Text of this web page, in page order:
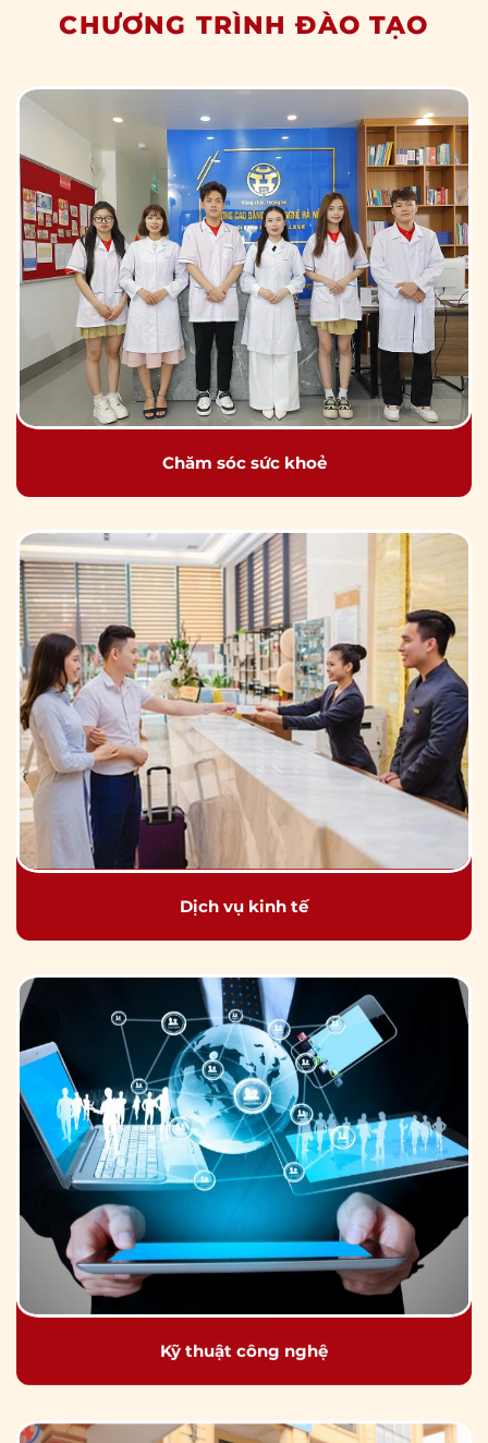
CHƯƠNG TRÌNH ĐÀO TẠO
Chăm sóc sức khoẻ
Dịch vụ kinh tế
Kỹ thuật công nghệ